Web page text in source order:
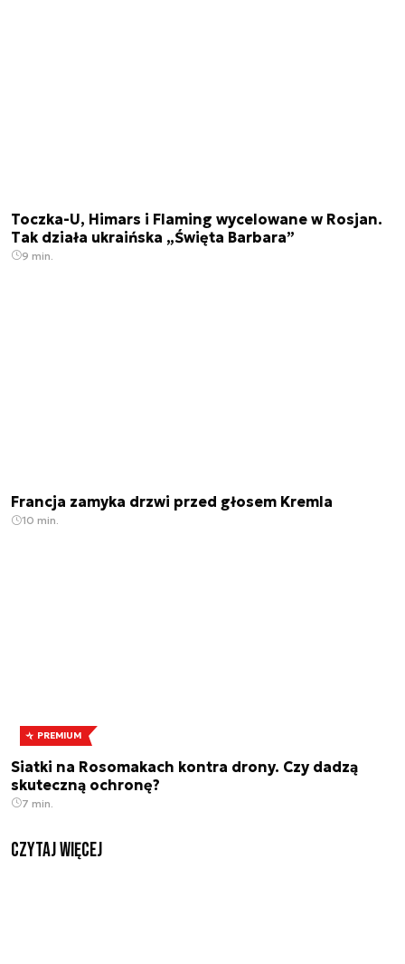
Toczka-U, Himars i Flaming wycelowane w Rosjan.
Tak działa ukraińska „Święta Barbara”
9 min.
Francja zamyka drzwi przed głosem Kremla
10 min.
PREMIUM
Siatki na Rosomakach kontra drony. Czy dadzą
skuteczną ochronę?
7 min.
czytaj więcej